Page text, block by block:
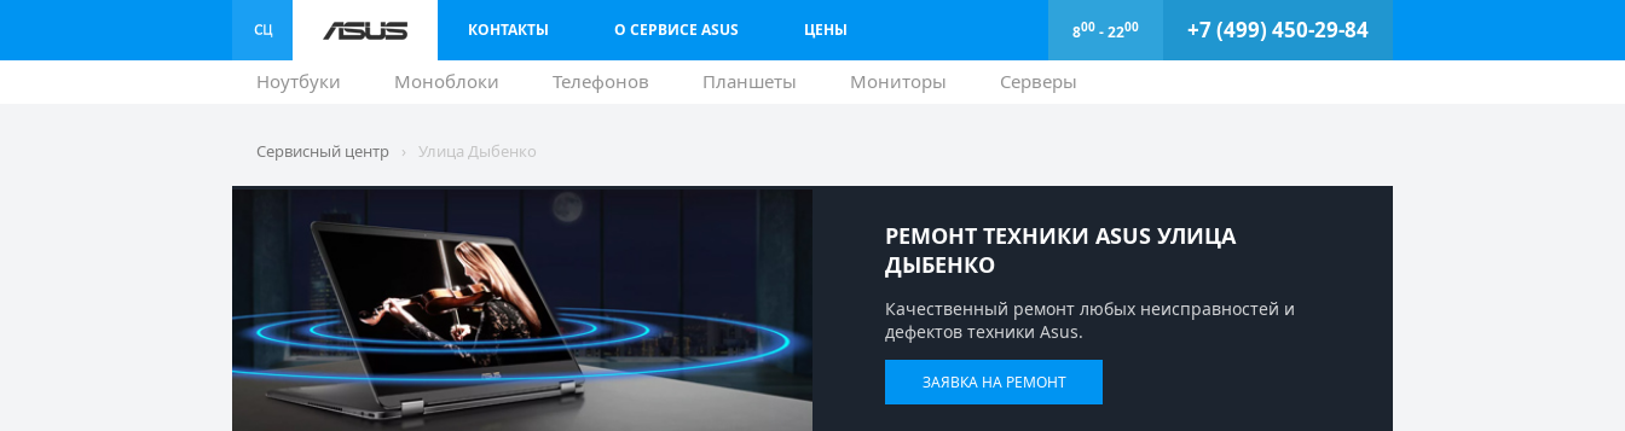
КОНТАКТЫ О СЕРВИСЕ ASUS ЦЕНЫ 800 - 2200 +7 (499) 450-29-84
Ноутбуки Моноблоки Телефонов Планшеты Мониторы Серверы
Сервисный центр › Улица Дыбенко
РЕМОНТ ТЕХНИКИ ASUS УЛИЦА
ДЫБЕНКО
Качественный ремонт любых неисправностей и
дефектов техники Asus.
ЗАЯВКА НА РЕМОНТ